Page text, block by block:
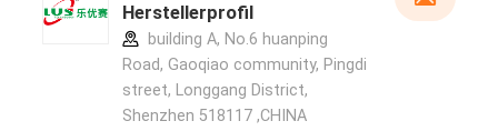
Herstellerprofil
building A, No.6 huanping
Road, Gaoqiao community, Pingdi
street, Longgang District,
Shenzhen 518117 ,CHINA